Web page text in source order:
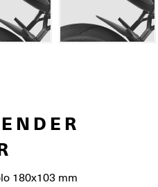
180x103 mm